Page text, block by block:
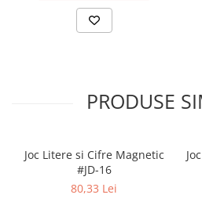
PRODUSE
Joc Litere si Cifre Magnetic
#JD-16
80,33 Lei